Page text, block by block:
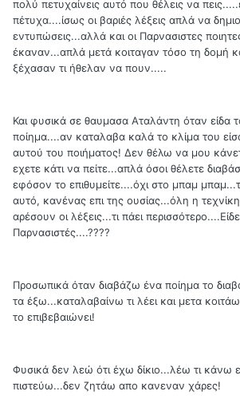
πολύ πετυχαίνεις αυτό που θέλεις να
πέτυχα....ίσως οι βαριές λέξεις απλά να
εντυπώσεις...αλλά και οι Παρνασιστες
έκαναν...απλά μετά κοιταγαν τόσο τη δομή
ξέχασαν τι ήθελαν να πουν.....
Και φυσικά σε θαυμασα Αταλάντη όταν είδα
ποίημα....αν καταλαβα καλά το κλίμα του
αυτού του ποιήματος! Δεν θέλω να μου
εχετε κάτι να πείτε...απλά όσοι θέλετε
εφόσον το επιθυμείτε....όχι στο μπαμ
αυτό, κανένας επι της ουσίας...όλη η
αρέσουν οι λέξεις...τι πάει
Παρνασιστές....????
Προσωπικά όταν διαβάζω ένα ποίημα το
τα έξω...καταλαβαίνω τι λέει και μετα
το επιβεβαιώνει!
Φυσικά δεν λεώ ότι έχω δίκιο...λέω τι κάνω
πιστεύω...δεν ζητάω απο κανεναν χάρες!